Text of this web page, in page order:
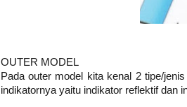
OUTER MODEL
Pada outer model kita kenal 2 tipe/
indikatornya yaitu indikator reflektif dan